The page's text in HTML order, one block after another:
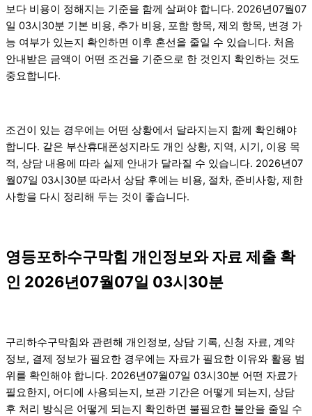
보다 비용이 정해지는 기준을 함께 살펴야 합니다. 2026년07월07
일 03시30분 기본 비용, 추가 비용, 포함 항목, 제외 항목, 변경 가
능 여부가 있는지 확인하면 이후 혼선을 줄일 수 있습니다. 처음
안내받은 금액이 어떤 조건을 기준으로 한 것인지 확인하는 것도
중요합니다.
조건이 있는 경우에는 어떤 상황에서 달라지는지 함께 확인해야
합니다. 같은 부산휴대폰성지라도 개인 상황, 지역, 시기, 이용 목
적, 상담 내용에 따라 실제 안내가 달라질 수 있습니다. 2026년07
월07일 03시30분 따라서 상담 후에는 비용, 절차, 준비사항, 제한
사항을 다시 정리해 두는 것이 좋습니다.
영등포하수구막힘 개인정보와 자료 제출 확
인 2026년07월07일 03시30분
구리하수구막힘와 관련해 개인정보, 상담 기록, 신청 자료, 계약
정보, 결제 정보가 필요한 경우에는 자료가 필요한 이유와 활용 범
위를 확인해야 합니다. 2026년07월07일 03시30분 어떤 자료가
필요한지, 어디에 사용되는지, 보관 기간은 어떻게 되는지, 상담
후 처리 방식은 어떻게 되는지 확인하면 불필요한 불안을 줄일 수